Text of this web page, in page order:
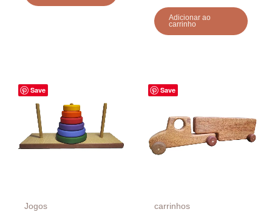
Adicionar ao
carrinho
Save
Jogos
Save
carrinhos